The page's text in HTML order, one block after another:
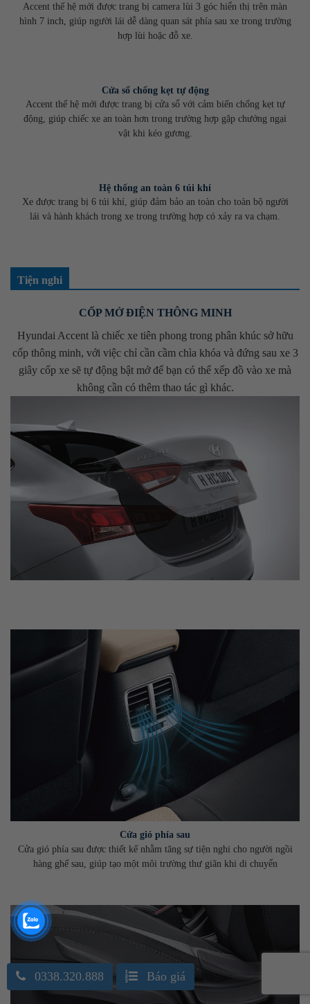
Accent thế hệ mới được trang bị camera lùi 3 góc hiển thị trên màn
hình 7 inch, giúp người lái dễ dàng quan sát phía sau xe trong trường
hợp lùi hoặc đỗ xe.
Cửa sổ chống kẹt tự động
Accent thế hệ mới được trang bị cửa sổ với cảm biến chống kẹt tự
động, giúp chiếc xe an toàn hơn trong trường hợp gặp chướng ngại
vật khi kéo gương.
Hệ thống an toàn 6 túi khí
Xe được trang bị 6 túi khí, giúp đảm bảo an toàn cho toàn bộ người
lái và hành khách trong xe trong trường hợp có xảy ra va chạm.
Tiện nghi
CỐP MỞ ĐIỆN THÔNG MINH
Hyundai Accent là chiếc xe tiên phong trong phân khúc sở hữu
cốp thông minh, với việc chỉ cần cầm chìa khóa và đứng sau xe 3
giây cốp xe sẽ tự động bật mở để bạn có thể xếp đồ vào xe mà
không cần có thêm thao tác gì khác.
Cửa gió phía sau
Cửa gió phía sau được thiết kế nhằm tăng sự tiện nghi cho người ngồi
hàng ghế sau, giúp tạo một môi trường thư giãn khi di chuyển
0338.320.888 Báo giá